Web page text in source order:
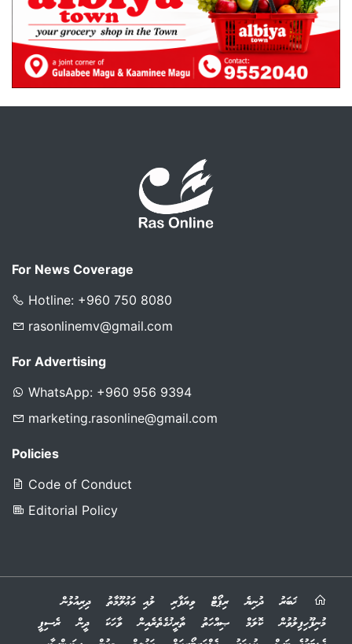
For News Coverage
Hotline: +960 750 8080
rasonlinemv@gmail.com
For Advertising
WhatsApp: +960 956 9394
marketing.rasonline@gmail.com
Policies
Code of Conduct
Editorial Policy
ޚަބަރު ދުނިޔެ ރިޕޯޓް ވިޔަފާރި ލުއި މަޢުލޫމާތު
ދިރިއުޅުން
މުނިފޫހިފިލުވުން
ކޮލަމް ޞިއްހަތު ތާރީޚުގެތެރެއިން ވާހަކަ ދީން
ރެސިޕީ